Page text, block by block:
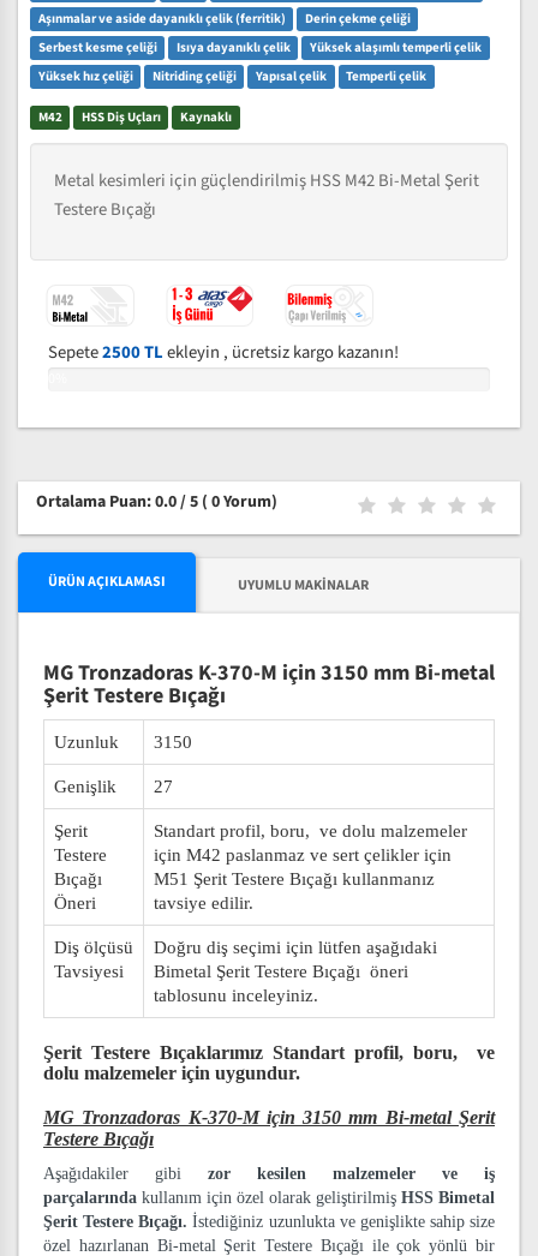
Aşınmalar ve aside dayanıklı çelik (ferritik)
Derin çekme çeliği
Serbest kesme çeliği
Isıya dayanıklı çelik
Yüksek alaşımlı temperli çelik
Yüksek hız çeliği
Nitriding çeliği Yapısal çelik Temperli çelik
M42 HSS Diş Uçları Kaynaklı
Metal kesimleri için güçlendirilmiş HSS M42 Bi-Metal Şerit
Testere Bıçağı
Sepete2500 TLekleyin , ücretsiz kargo kazanın!
Ortalama Puan: 0.0 / 5 ( 0 Yorum)
ÜRÜN AÇIKLAMASI UYUMLU MAKINALAR
MG Tronzadoras K-370-M için 3150 mm Bi-metal
Şerit Testere Bıçağı
Uzunluk 3150
Genişlik 27
Şerit
Testere
Bıçağı
Öneri
Standart profil, boru, ve dolu malzemeler
için M42 paslanmaz ve sert çelikler için
M51 Şerit Testere Bıçağı kullanmanız
tavsiye edilir.
Diş ölçüsü
Tavsiyesi
Doğru diş seçimi için lütfen aşağıdaki
Bimetal Şerit Testere Bıçağı öneri
tablosunu inceleyiniz.
Şerit Testere Bıçaklarımız Standart profil, boru, ve
dolu malzemeler için uygundur.
MG Tronzadoras K-370-M için 3150 mm Bi-metal Şerit
Testere Bıçağı
Aşağıdakiler gibi zor kesilen malzemeler ve iş
parçalarında kullanım için özel olarak geliştirilmiş HSS Bimetal
Şerit Testere Bıçağı.İstediğiniz uzunlukta ve genişlikte sahip size
özel hazırlanan Bi-metal Şerit Testere Bıçağı ile çok yönlü bir